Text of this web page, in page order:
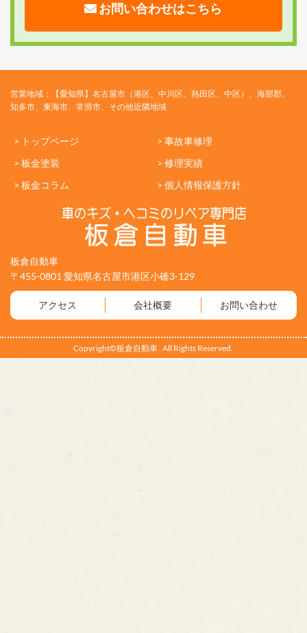
お問い合わせはこちら
営業地域：【愛知県】名古屋市（港区、中川区、熱田区、中区）、海部郡、
知多市、東海市、常滑市、その他近隣地域
> トップページ
> 事故車修理
> 板金塗装
> 修理実績
> 板金コラム
> 個人情報保護方針
板倉自動車
〒455-0801 愛知県名古屋市港区小碓3-129
アクセス 会社概要 お問い合わせ
Copyright©板倉自動車 . All Rights Reserved.